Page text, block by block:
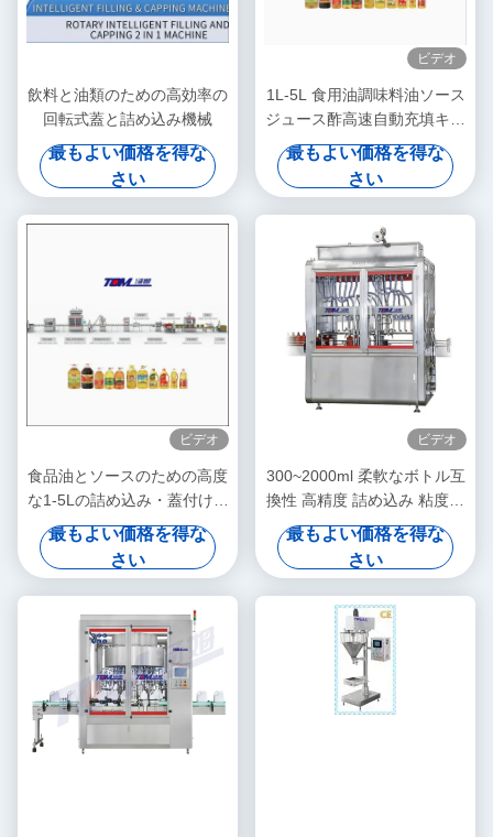
飲料と油類のための高効率の
回転式蓋と詰め込み機械
最もよい価格を得な
さい
ビデオ
1L-5L 食用油調味料油ソース
ジュース酢高速自動充填キャ
ッピングおよび包装機
最もよい価格を得な
さい
ビデオ
食品油とソースのための高度
な1-5Lの詰め込み・蓋付け機
械
最もよい価格を得な
さい
ビデオ
300~2000ml 柔軟なボトル互
換性 高精度 詰め込み 粘度幅
広く 食用油 食品洗浄剤 レベ
ル制御 自動 詰め込み 機械
最もよい価格を得な
さい